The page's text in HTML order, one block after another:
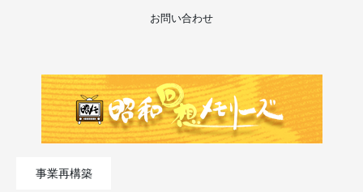
お問い合わせ
事業再構築